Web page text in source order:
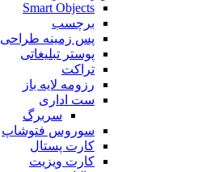
Smart Objects
برچسب
پس زمینه طراحی
پوستر تبلیغاتی
تراکت
رزومه لایه باز
ست اداری
سربرگ
سوروس فتوشاپ
کارت پستال
کارت ویزیت